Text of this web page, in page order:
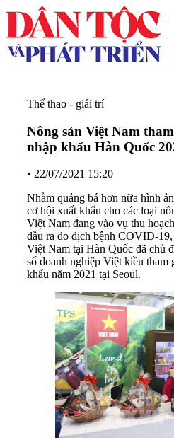
Thể thao - giải trí
Nông sản Việt Nam
nhập khẩu Hàn Quốc
• 22/07/2021 15:20
Nhằm quảng bá hơn nữa hình
cơ hội xuất khẩu cho các loại
Việt Nam đang vào vụ thu
đầu ra do dịch bệnh COVID-
Việt Nam tại Hàn Quốc đã chủ
số doanh nghiệp Việt kiều tham
khẩu năm 2021 tại Seoul.